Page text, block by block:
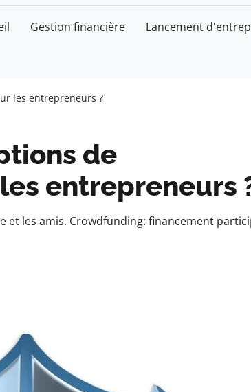
Gestion financière Lancement
les entrepreneurs ?
de
entrepreneurs
et les amis. Crowdfunding: financement